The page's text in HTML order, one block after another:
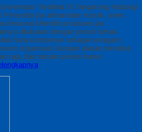
Terdekat Di Tangerang Hubungi
Penyedia jas almamater murah, awet,
Memilih produsen jas
dilakukan dengan penuh kehati-
hanya berperan sebagai seragam,
organisasi Dengan alasan tersebut,
rapi, dan desain presisi harus